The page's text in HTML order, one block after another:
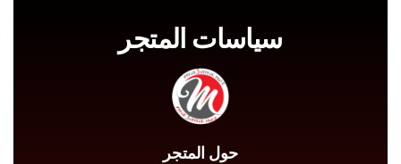
سياسات المتجر
حول المتجر